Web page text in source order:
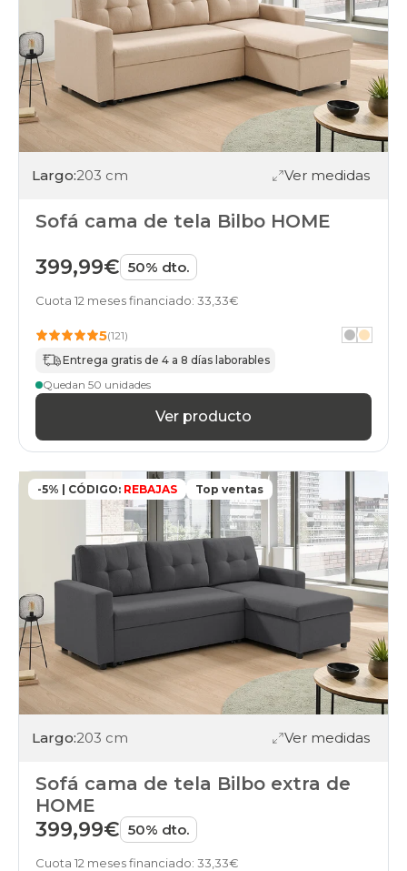
Largo:203 cm Ver medidas
Sofá cama de tela Bilbo HOME
399,99€ 50% dto.
Cuota 12 meses financiado: 33,33€
5(121)
Entrega gratis de 4 a 8 días laborables
Quedan 50 unidades
Ver producto
-5% | CÓDIGO: REBAJAS Top ventas
Largo:203 cm Ver medidas
Sofá cama de tela Bilbo extra de
HOME
399,99€ 50% dto.
Cuota 12 meses financiado: 33,33€